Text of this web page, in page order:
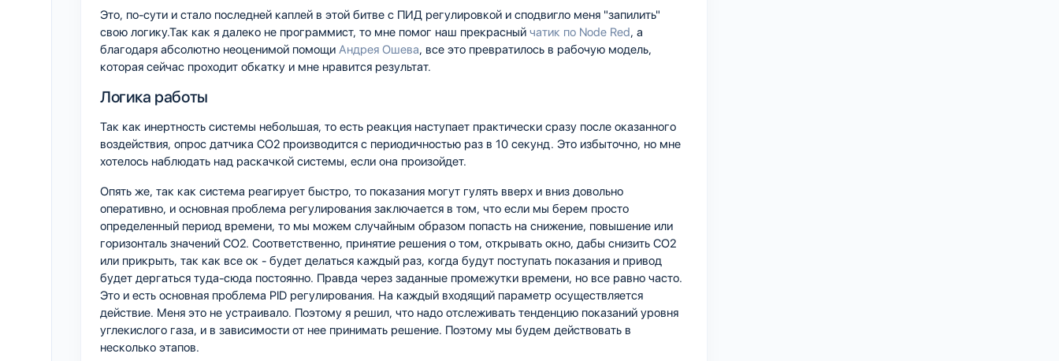
Это, по-сути и стало последней каплей в этой битве с ПИД регулировкой и сподвигло меня "запилить"
свою логику.Так как я далеко не программист, то мне помог наш прекрасный чатик по Node Red, а
благодаря абсолютно неоценимой помощи Андрея Ошева, все это превратилось в рабочую модель,
которая сейчас проходит обкатку и мне нравится результат.
Логика работы
Так как инертность системы небольшая, то есть реакция наступает практически сразу после оказанного
воздействия, опрос датчика CO2 производится с периодичностью раз в 10 секунд. Это избыточно, но мне
хотелось наблюдать над раскачкой системы, если она произойдет.
Опять же, так как система реагирует быстро, то показания могут гулять вверх и вниз довольно
оперативно, и основная проблема регулирования заключается в том, что если мы берем просто
определенный период времени, то мы можем случайным образом попасть на снижение, повышение или
горизонталь значений CO2. Соответственно, принятие решения о том, открывать окно, дабы снизить CO2
или прикрыть, так как все ок - будет делаться каждый раз, когда будут поступать показания и привод
будет дергаться туда-сюда постоянно. Правда через заданные промежутки времени, но все равно часто.
Это и есть основная проблема PID регулирования. На каждый входящий параметр осуществляется
действие. Меня это не устраивало. Поэтому я решил, что надо отслеживать тенденцию показаний уровня
углекислого газа, и в зависимости от нее принимать решение. Поэтому мы будем действовать в
несколько этапов.